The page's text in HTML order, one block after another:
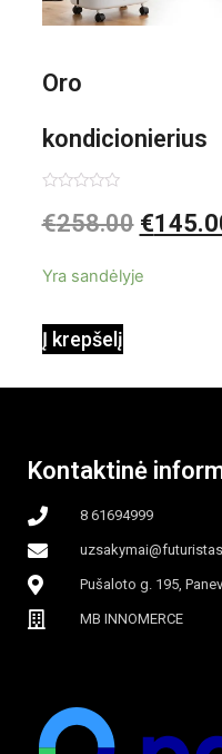
Oro
kondicionierius
Evareer
garinamasis,
apšvietimas
0
iš
€258.00 €
Yra sandėlyje
Į krepšelį
Kontaktinė
8 61694999
Pušaloto g. 195,
MB INNOMERCE